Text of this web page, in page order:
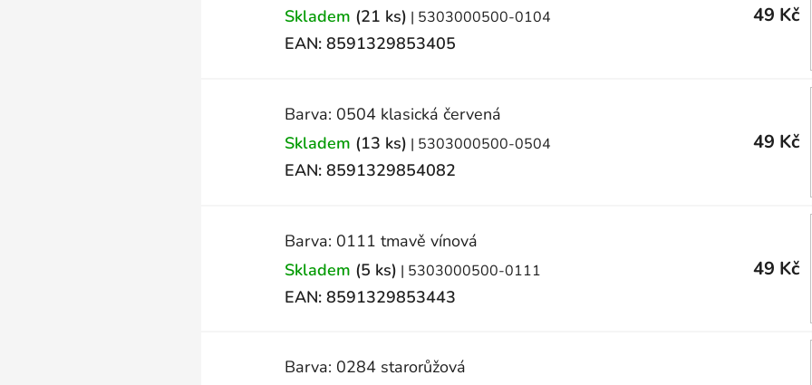
Skladem (21 ks) | 5303000500-0104
EAN: 8591329853405
49 Kč
Barva: 0504 klasická červená
Skladem (13 ks) | 5303000500-0504
EAN: 8591329854082
49 Kč
Barva: 0111 tmavě vínová
Skladem (5 ks) | 5303000500-0111
EAN: 8591329853443
49 Kč
Barva: 0284 starorůžová